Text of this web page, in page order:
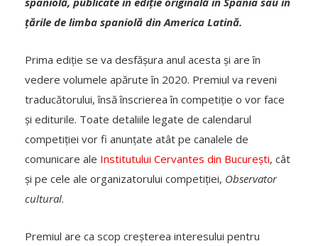
țările de limba spaniolă din America Latină.
Prima ediție se va desfășura anul acesta și are în
vedere volumele apărute în 2020. Premiul va reveni
traducătorului, însă înscrierea în competiție o vor face
și editurile. Toate detaliile legate de calendarul
competiției vor fi anunțate atât pe canalele de
comunicare ale Institutului Cervantes din București, cât
și pe cele ale organizatorului competiției, Observator
cultural.
Premiul are ca scop creșterea interesului pentru